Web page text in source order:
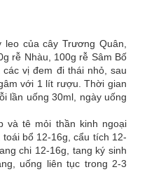
của cây Trương Quân,
rễ Nhàu, 100g rễ Sâm Bố
vị đem đi thái nhỏ, sau
với 1 lít rượu. Thời gian
lần uống 30ml, ngày uống
và tê mỏi thần kinh ngoại
bổ 12-16g, cẩu tích 12-
chi 12-16g, tang ký sinh
uống liên tục trong 2-3